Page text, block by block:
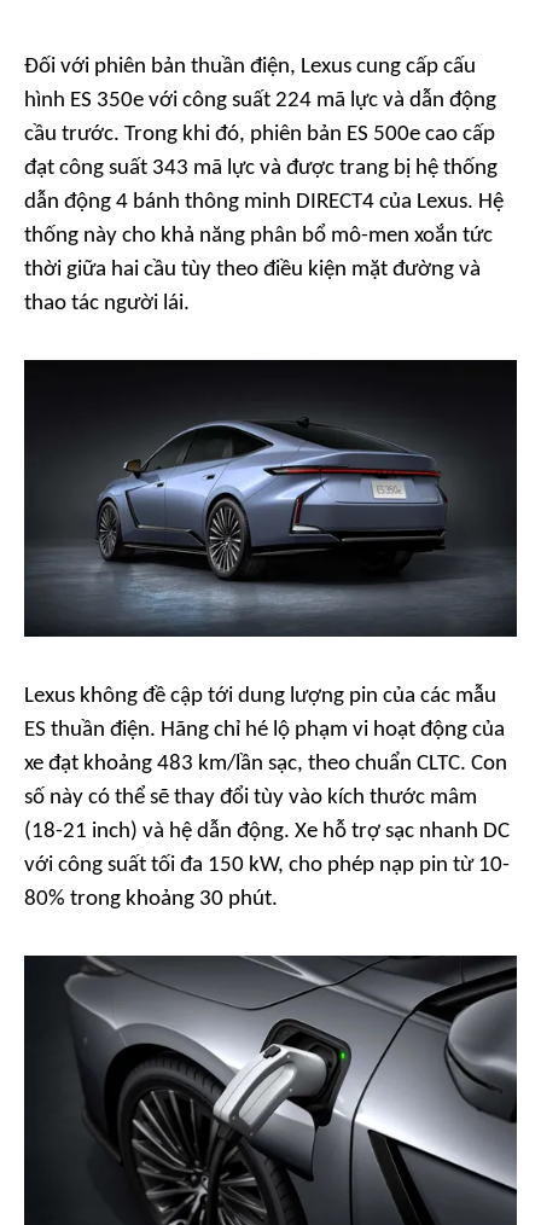
Đối với phiên bản thuần điện, Lexus cung cấp cấu
hình ES 350e với công suất 224 mã lực và dẫn động
cầu trước. Trong khi đó, phiên bản ES 500e cao cấp
đạt công suất 343 mã lực và được trang bị hệ thống
dẫn động 4 bánh thông minh DIRECT4 của Lexus. Hệ
thống này cho khả năng phân bổ mô-men xoắn tức
thời giữa hai cầu tùy theo điều kiện mặt đường và
thao tác người lái.
Lexus không đề cập tới dung lượng pin của các mẫu
ES thuần điện. Hãng chỉ hé lộ phạm vi hoạt động của
xe đạt khoảng 483 km/lần sạc, theo chuẩn CLTC. Con
số này có thể sẽ thay đổi tùy vào kích thước mâm
(18-21 inch) và hệ dẫn động. Xe hỗ trợ sạc nhanh DC
với công suất tối đa 150 kW, cho phép nạp pin từ 10-
80% trong khoảng 30 phút.